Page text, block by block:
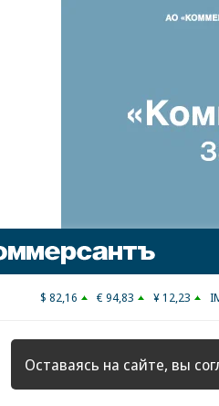
страница
$ 82,16 € 94,83 ¥ 12,23
Оставаясь на сайте, вы